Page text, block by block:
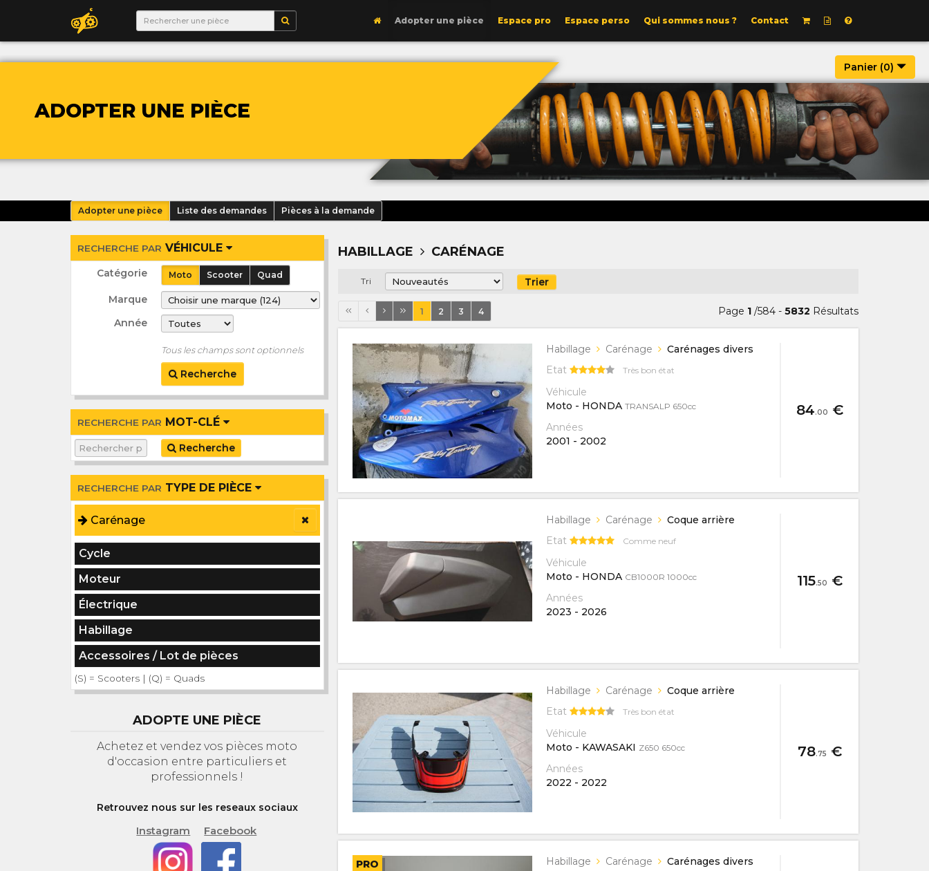
Adopter une pièce Espace pro Espace perso Qui sommes nous ? Contact
Panier (0)
ADOPTER UNE PIÈCE
Adopter une pièce Liste des demandes Pièces à la demande
RECHERCHE PAR VÉHICULE
Catégorie Moto Scooter Quad
Marque
Année
Tous les champs sont optionnels
Recherche
RECHERCHE PAR MOT-CLÉ
Recherche
RECHERCHE PAR TYPE DE PIÈCE
Carénage
Cycle
Moteur
Électrique
Habillage
Accessoires / Lot de pièces
(S) = Scooters | (Q) = Quads
ADOPTE UNE PIÈCE
Achetez et vendez vos pièces moto
d'occasion entre particuliers et
professionnels !
Retrouvez nous sur les reseaux sociaux
Instagram Facebook
HABILLAGE CARÉNAGE
Tri Trier
1 2 3 4 Page 1/584 - 5832 Résultats
84.00 €
Habillage Carénage
Carénages divers
Etat
Très bon état
Véhicule
Moto - HONDA TRANSALP 650cc
Années
2001 - 2002
115.50 €
Habillage Carénage
Coque arrière
Etat
Comme neuf
Véhicule
Moto - HONDA CB1000R 1000cc
Années
2023 - 2026
78.75 €
Habillage Carénage
Coque arrière
Etat
Très bon état
Véhicule
Moto - KAWASAKI Z650 650cc
Années
2022 - 2022
PRO Habillage Carénage
Carénages divers